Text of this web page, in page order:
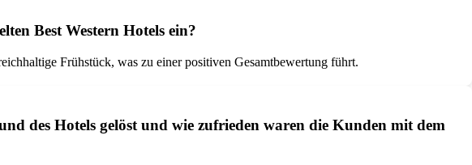
Best Western Hotels ein?
Frühstück, was zu einer positiven Gesamtbewertung führt.
des Hotels gelöst und wie zufrieden waren die Kunden mit dem